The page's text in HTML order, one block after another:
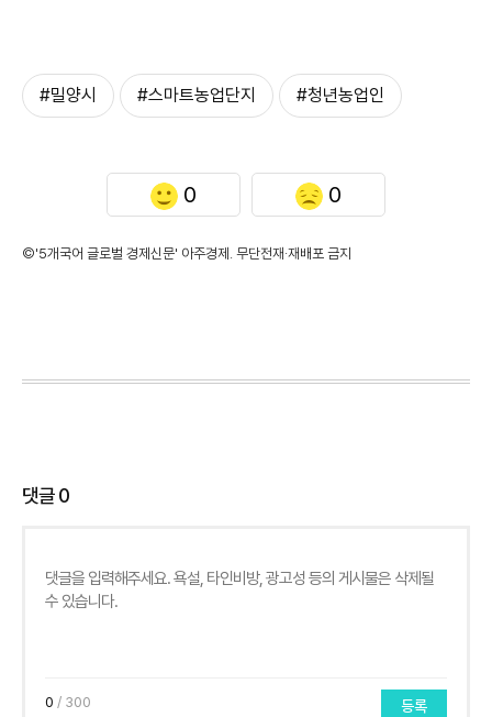
#밀양시 #스마트농업단지 #청년농업인
0 0
©'5개국어 글로벌 경제신문' 아주경제. 무단전재·재배포 금지
댓글0
0 / 300 등록